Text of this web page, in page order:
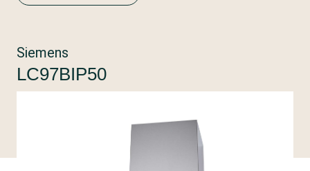
Siemens
LC97BIP50